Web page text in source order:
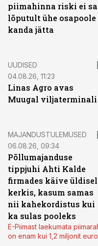
piimahinna riski ei
lõputult ühe osapoole
kanda jätta
UUDISED
04.08.26, 11:23
Linas Agro avas
Muugal viljaterminali
MAJANDUSTULEMUSED
06.08.26, 09:34
Põllumajanduse
tippjuhi Ahti Kalde
firmades käive
kerkis, kasum samas
nii kahekordistus kui
ka sulas pooleks
E-Piimast laekumata
on enam kui 1,2 miljonit